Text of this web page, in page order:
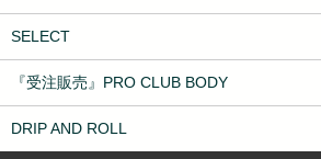
SELECT
『受注販売』PRO CLUB BODY
DRIP AND ROLL